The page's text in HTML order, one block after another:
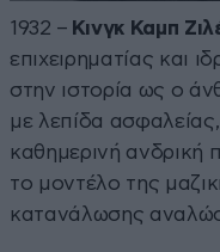
1932 – Κινγκ Καμπ
επιχειρηματίας και
στην ιστορία ως ο
με λεπίδα
καθημερινή ανδρική
το μοντέλο της
κατανάλωσης